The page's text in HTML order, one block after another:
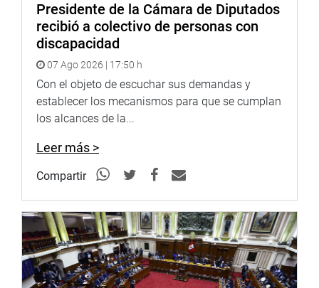
Previo a la votación, se acordó acumular en el dictamen
el PL 6259, que declara de interés nacional la
construcción de obras de infraestructura en el
departamento de Madre de Dios.
TITULAR DEL MTC
En otro momento, se presentó el ministro del sector, Raúl
Pérez Reyes Espejo, quien brindó su informe sobre el
Madre de Dios.
de diversos proyectos de inversión como caminos
vecinales, redes viales, puentes, infraestructura portuaria
y aeroportuaria, y telecomunicaciones.
Al respecto, el presidente de la comisión, Salhuana
Presidente de la Cámara de Diputados
recibió a colectivo de personas con
discapacidad
07 Ago 2026 | 17:50 h
Con el objeto de escuchar sus demandas y
establecer los mecanismos para que se cumplan
los alcances de la...
Leer más >
Compartir